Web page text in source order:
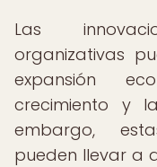
Las
organizativas
expansión
crecimiento y
embargo,
pueden llevar a